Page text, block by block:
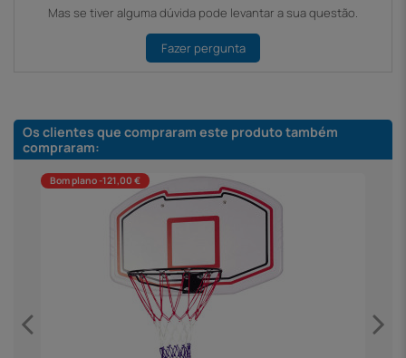
Mas se tiver alguma dúvida pode levantar a sua questão.
Fazer pergunta
Os clientes que compraram este produto também
compraram:
Bom plano -121,00 €